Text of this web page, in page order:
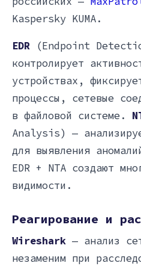
Kaspersky KUMA.
EDR (Endpoint
контролирует
устройствах,
процессы, сетевые
в файловой системе.
Analysis) —
для выявления
EDR + NTA создают
видимости.
Реагирование и
Wireshark — анализ
незаменим при